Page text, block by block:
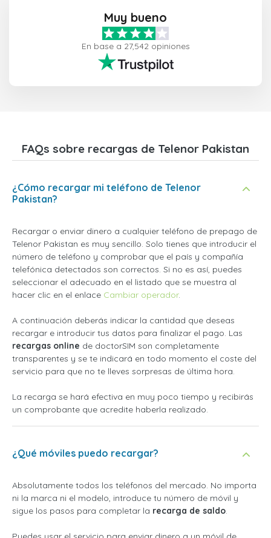
Muy bueno
En base a 27,542 opiniones
FAQs sobre recargas de Telenor Pakistan
¿Cómo recargar mi teléfono de Telenor
Pakistan?
Recargar o enviar dinero a cualquier teléfono de prepago de
Telenor Pakistan es muy sencillo. Solo tienes que introducir el
número de teléfono y comprobar que el país y compañía
telefónica detectados son correctos. Si no es así, puedes
seleccionar el adecuado en el listado que se muestra al
hacer clic en el enlace Cambiar operador.
A continuación deberás indicar la cantidad que deseas
recargar e introducir tus datos para finalizar el pago. Las
recargas online de doctorSIM son completamente
transparentes y se te indicará en todo momento el coste del
servicio para que no te lleves sorpresas de última hora.
La recarga se hará efectiva en muy poco tiempo y recibirás
un comprobante que acredite haberla realizado.
¿Qué móviles puedo recargar?
Absolutamente todos los teléfonos del mercado. No importa
ni la marca ni el modelo, introduce tu número de móvil y
sigue los pasos para completar la recarga de saldo.